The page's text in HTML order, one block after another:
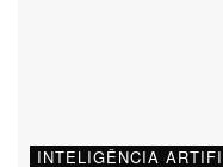
INTELIGÊNCIA